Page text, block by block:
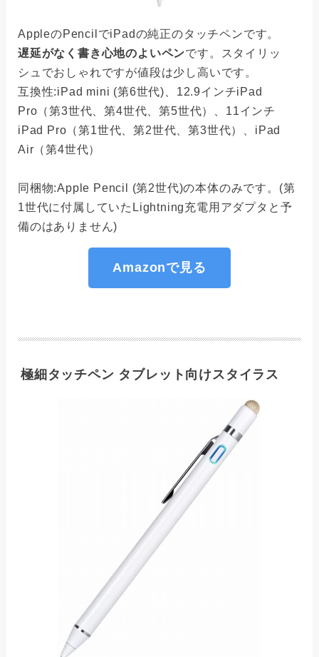
AppleのPencilでiPadの純正のタッチペンです。
遅延がなく書き心地のよいペンです。スタイリッ
シュでおしゃれですが値段は少し高いです。
互換性:iPad mini (第6世代)、12.9インチiPad
Pro（第3世代、第4世代、第5世代）、11インチ
iPad Pro（第1世代、第2世代、第3世代）、iPad
Air（第4世代）
同梱物:Apple Pencil (第2世代)の本体のみです。(第
1世代に付属していたLightning充電用アダプタと予
備のはありません)
Amazonで見る
極細タッチペン タブレット向けスタイラス